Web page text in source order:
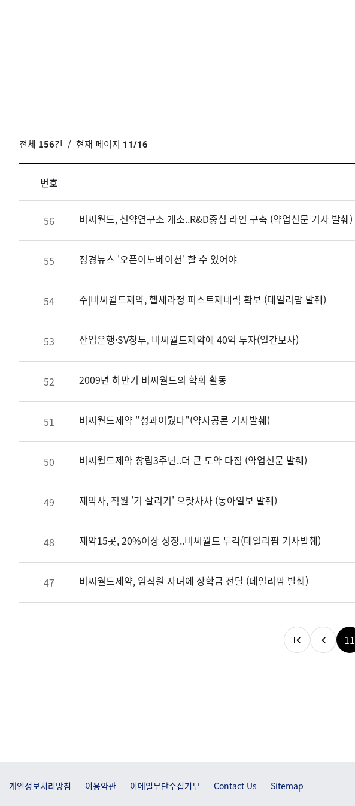
전체 156건 / 현재 페이지 11/16
번호
56 비씨월드, 신약연구소 개소..R&D중심 라인 구축 (약업신문 기사 발췌)
55 정경뉴스 '오픈이노베이션' 할 수 있어야
54 주|비씨월드제약, 헵세라정 퍼스트제네릭 확보 (데일리팜 발췌)
53 산업은행·SV창투, 비씨월드제약에 40억 투자(일간보사)
52 2009년 하반기 비씨월드의 학회 활동
51 비씨월드제약 "성과이뤘다"(약사공론 기사발췌)
50 비씨월드제약 창립3주년..더 큰 도약 다짐 (약업신문 발췌)
49 제약사, 직원 '기 살리기' 으랏차차 (동아일보 발췌)
48 제약15곳, 20%이상 성장..비씨월드 두각(데일리팜 기사발췌)
47 비씨월드제약, 임직원 자녀에 장학금 전달 (데일리팜 발췌)
11
개인정보처리방침 이용약관 이메일무단수집거부 Contact Us Sitemap